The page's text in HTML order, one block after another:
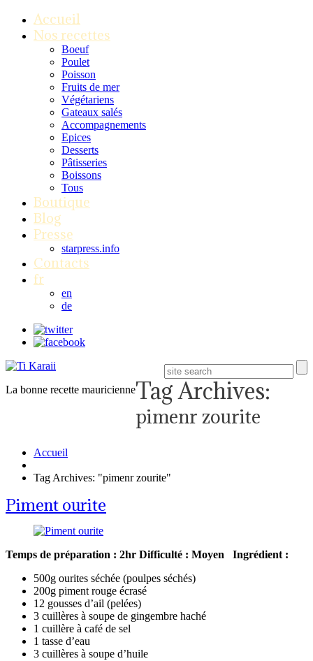
Accueil
Nos recettes
Boeuf
Poulet
Poisson
Fruits de mer
Végétariens
Gateaux salés
Accompagnements
Epices
Desserts
Pâtisseries
Boissons
Tous
Boutique
Blog
Presse
starpress.info
Contacts
fr
en
de
La bonne recette mauricienneTag Archives:
pimenr zourite
Accueil
Tag Archives: "pimenr zourite"
Piment ourite
Temps de préparation : 2hr Difficulté : Moyen
Ingrédient :
500g ourites séchée (poulpes séchés)
200g piment rouge écrasé
12 gousses d’ail (pelées)
3 cuillères à soupe de gingembre haché
1 cuillère à café de sel
1 tasse d’eau
3 cuillères à soupe d’huile